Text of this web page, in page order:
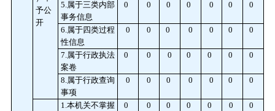
予公
开
5.属于三类内部
事务信息
0 0 0 0 0 0 0
6.属于四类过程
性信息
0 0 0 0 0 0 0
7.属于行政执法
案卷
0 0 0 0 0 0 0
8.属于行政查询
事项
0 0 0 0 0 0 0
1.本机关不掌握
0 0 0 0 0 0 0